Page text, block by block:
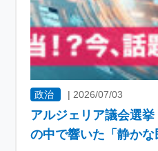
政治 |2026/07/03
アルジェリア議会選
の中で響いた「静かな